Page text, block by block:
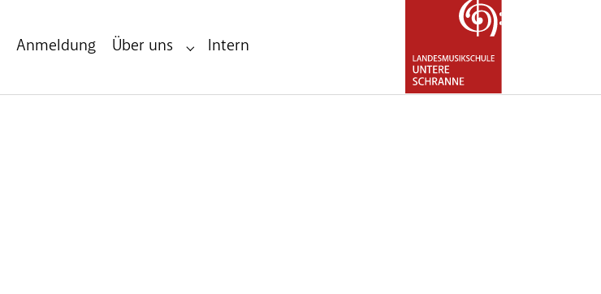
Anmeldung Über uns Submenu for "Über uns"
Intern